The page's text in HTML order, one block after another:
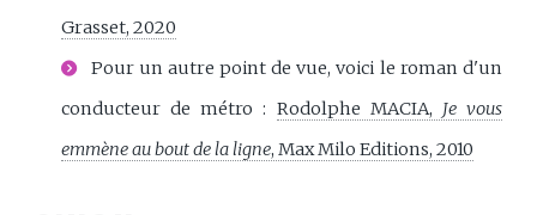
Grasset, 2020
Pour un autre point de vue, voici le roman d'un
conducteur de métro : Rodolphe MACIA, Je vous
emmène au bout de la ligne, Max Milo Editions, 2010